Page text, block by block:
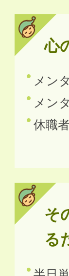
心
メン
メン
休職
そ
る